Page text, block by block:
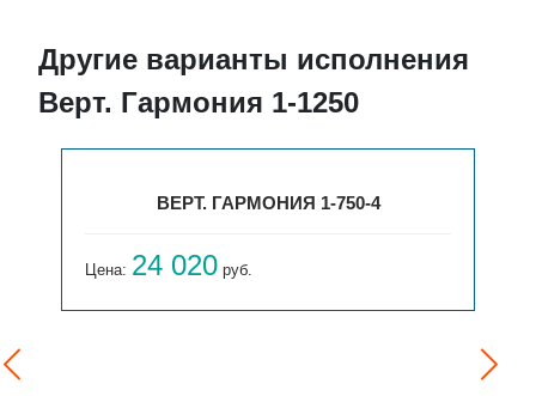
Другие варианты исполнения
Верт. Гармония 1-1250
ВЕРТ. ГАРМОНИЯ 1-750-4
Цена: 24 020 руб.